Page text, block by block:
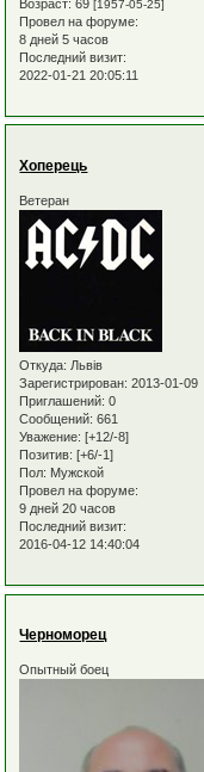
Возраст: 69[1957-05-25]
Провел на форуме:
8 дней 5 часов
Последний визит:
2022-01-21 20:05:11
Хоперець
Ветеран
Откуда: Львів
Зарегистрирован: 2013-01-09
Приглашений: 0
Сообщений: 661
Уважение: [+12/-8]
Позитив: [+6/-1]
Пол: Мужской
Провел на форуме:
9 дней 20 часов
Последний визит:
2016-04-12 14:40:04
Черноморец
Опытный боец